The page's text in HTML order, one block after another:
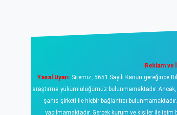
Reklam ve
Yasal Uyarı:Sitemiz, 5651 Sayılı Kanun gereğince
araştırma yükümlülüğümüz bulunmamaktadır.
şahıs şirketi ile hiçbir bağlantısı
yapılmamaktadır. Gerçek kurum ve kişiler ile